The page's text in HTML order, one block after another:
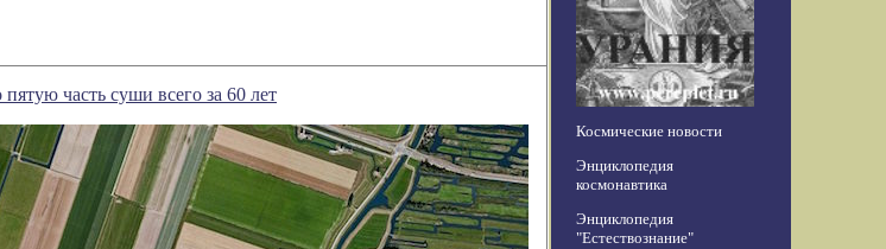
часть суши всего за 60 лет
Космические новости
Энциклопедия
космонавтика
Энциклопедия
"Естествознание"